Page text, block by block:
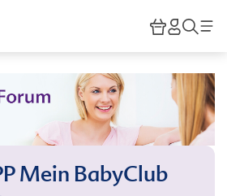
HiPP
Mein BabyClub